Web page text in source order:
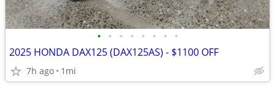
• • • • • • • •
2025 HONDA DAX125 (DAX125AS) - $1100 OFF
7h ago 1mi